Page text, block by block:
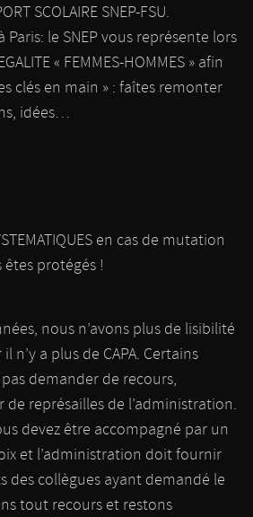
SCOLAIRE SNEP-FSU.
Paris: le SNEP vous représente lors
« FEMMES-HOMMES » afin
clés en main » : faîtes remonter
idées…
en cas de mutation
protégés !
nous n’avons plus de lisibilité
n’y a plus de CAPA. Certains
demander de recours,
représailles de l’administration.
devez être accompagné par un
et l’administration doit fournir
des collègues ayant demandé le
tout recours et restons